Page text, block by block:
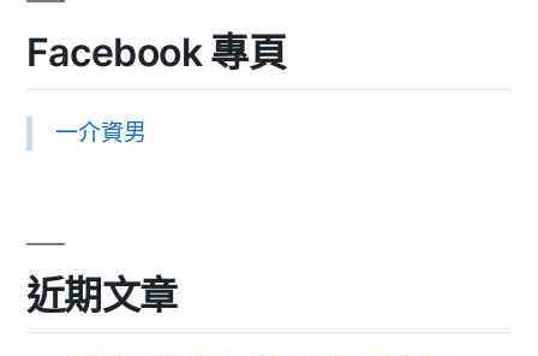
Facebook 專頁
一介資男
近期文章